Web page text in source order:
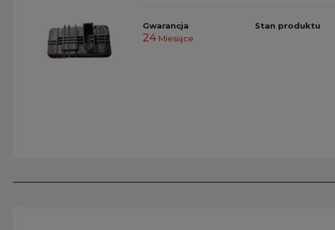
Gwarancja
24 Miesiące
Stan produktu